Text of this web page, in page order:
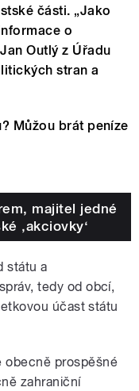
části. „Jako
o
Outlý z Úřadu
stran a
Můžou brát peníze
majitel jedné
‚akciovky‘
státu a
tedy od obcí,
účast státu
obecně prospěšné
zahraniční